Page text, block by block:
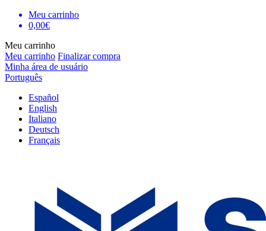
Meu carrinho
0,00€
Meu carrinho
Meu carrinho Finalizar compra
Minha área de usuário
Português
Español
English
Italiano
Deutsch
Français